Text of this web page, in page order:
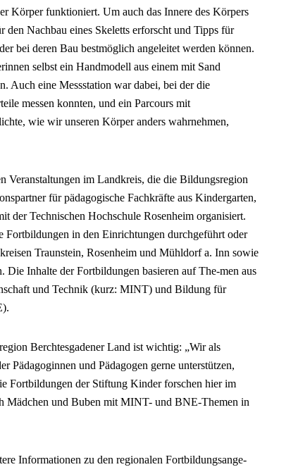
Körper funktioniert. Um auch das Innere des Körpers
den Nachbau eines Skeletts erforscht und Tipps für
bei deren Bau bestmöglich angeleitet werden können.
selbst ein Handmodell aus einem mit Sand
Auch eine Messstation war dabei, bei der die
messen konnten, und ein Parcours mit
wie wir unseren Körper anders wahrnehmen,
Veranstaltungen im Landkreis, die die Bildungsregion
für pädagogische Fachkräfte aus Kindergarten,
der Technischen Hochschule Rosenheim organisiert.
Fortbildungen in den Einrichtungen durchgeführt oder
Traunstein, Rosenheim und Mühldorf a. Inn sowie
Die Inhalte der Fortbildungen basieren auf The-men aus
und Technik (kurz: MINT) und Bildung für
Berchtesgadener Land ist wichtig: „Wir als
Pädagoginnen und Pädagogen gerne unterstützen,
Fortbildungen der Stiftung Kinder forschen hier im
Mädchen und Buben mit MINT- und BNE-Themen in
Informationen zu den regionalen Fortbildungsange-